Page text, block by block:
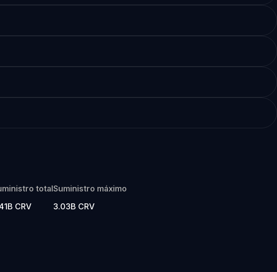
total
CRV
Suministro máximo
3.03B CRV